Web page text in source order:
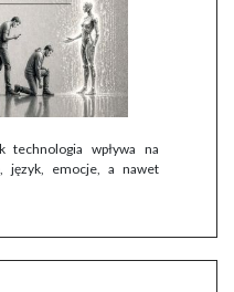
technologia wpływa na
język, emocje, a nawet